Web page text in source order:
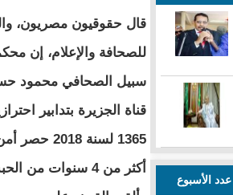
عدد الأسبوع
قال حقوقيون مصريون،
للصحافة والإعلام، إن
سبيل الصحافي محمود
قناة الجزيرة بتدابير
1365 لسنة
أكثر من 4 سنوات من الحبس الاحتياطي.